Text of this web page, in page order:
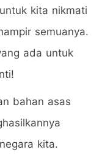
kita nikmati
semuanya.
ada untuk
bahan asas
kita.